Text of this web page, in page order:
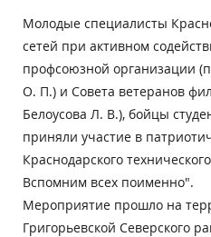
Молодые специалисты
сетей при активном
профсоюзной организации
О. П.) и Совета ветеранов
Белоусова Л. В.), бойцы
приняли участие в
Краснодарского
Вспомним всех поименно".
Мероприятие прошло на
Григорьевской Северского